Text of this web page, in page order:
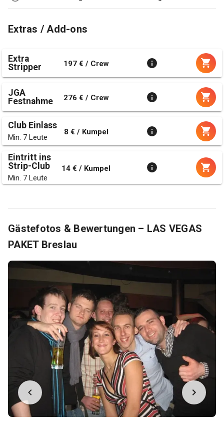
Extras / Add-ons
Extra
Stripper
197 € / Crew
JGA
Festnahme
276 € / Crew
Club Einlass
Min. 7 Leute
8 € / Kumpel
Eintritt ins
Strip-Club
Min. 7 Leute
14 € / Kumpel
Gästefotos & Bewertungen – LAS VEGAS
PAKET Breslau